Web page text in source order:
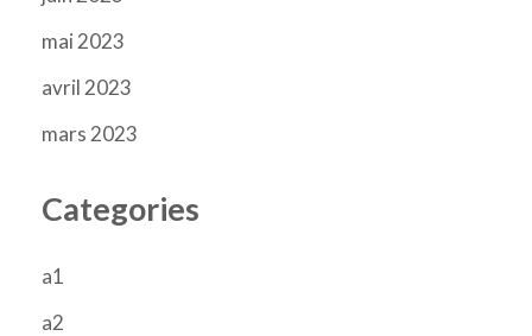
mai 2023
avril 2023
mars 2023
Categories
a1
a2